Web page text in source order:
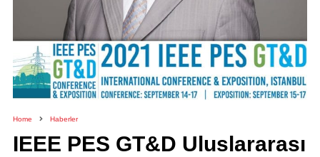
Home Haberler
IEEE PES GT&D Uluslararası